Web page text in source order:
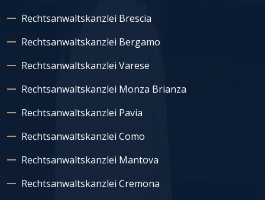
Rechtsanwaltskanzlei Brescia
Rechtsanwaltskanzlei Bergamo
Rechtsanwaltskanzlei Varese
Rechtsanwaltskanzlei Monza Brianza
Rechtsanwaltskanzlei Pavia
Rechtsanwaltskanzlei Como
Rechtsanwaltskanzlei Mantova
Rechtsanwaltskanzlei Cremona